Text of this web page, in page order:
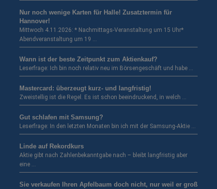
Nur noch wenige Karten für Halle! Zusatztermin für
Hannover!
Mittwoch 4.11.2026: * Nachmittags-Veranstaltung um 15 Uhr*
Abendveranstaltung um 19 …
Wann ist der beste Zeitpunkt zum Aktienkauf?
Leserfrage: Ich bin noch relativ neu im Börsengeschäft und habe …
Mastercard: überzeugt kurz- und langfristig!
Zweistellig ist die Regel. Es ist schon beeindruckend, in welch …
Gut schlafen mit Samsung?
Leserfrage: In den letzten Monaten bin ich mit der Samsung-Aktie …
Linde auf Rekordkurs
Aktie gibt nach Zahlenbekanntgabe nach – bleibt langfristig aber
eine …
Sie verkaufen Ihren Apfelbaum doch nicht, nur weil er groß